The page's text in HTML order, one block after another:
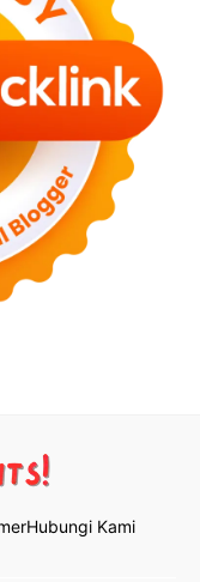
Hubungi Kami